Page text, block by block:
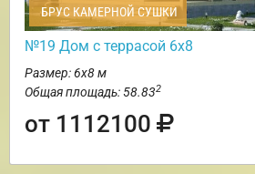
БРУС КАМЕРНОЙ СУШКИ
№19 Дом с террасой 6х8
Размер: 6х8 м
Общая площадь: 58.832
от 1112100